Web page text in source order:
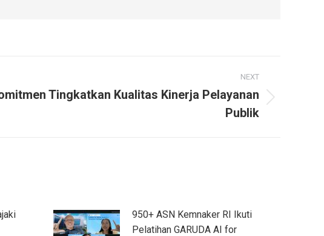
NEXT
Tingkatkan Kualitas Kinerja Pelayanan
Publik
950+ ASN Kemnaker RI Ikuti
Pelatihan GARUDA AI for